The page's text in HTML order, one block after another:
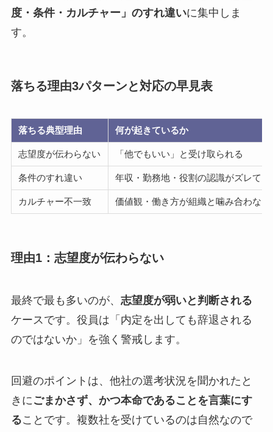
度・条件・カルチャー」のすれ違いに集中しま
す。
落ちる理由3パターンと対応の早見表
落ちる典型理由 何が起きているか
志望度が伝わらない 「他でもいい」と受け取られる
条件のすれ違い 年収・勤務地・役割の認識がズレてい
カルチャー不一致 価値観・働き方が組織と噛み合わない
理由1：志望度が伝わらない
最終で最も多いのが、 志望度が弱いと判断される
ケースです。役員は「内定を出しても辞退される
のではないか」を強く警戒します。
回避のポイントは、他社の選考状況を聞かれたと
きに ごまかさず、かつ本命であることを言葉にす
ることです。複数社を受けているのは自然なので